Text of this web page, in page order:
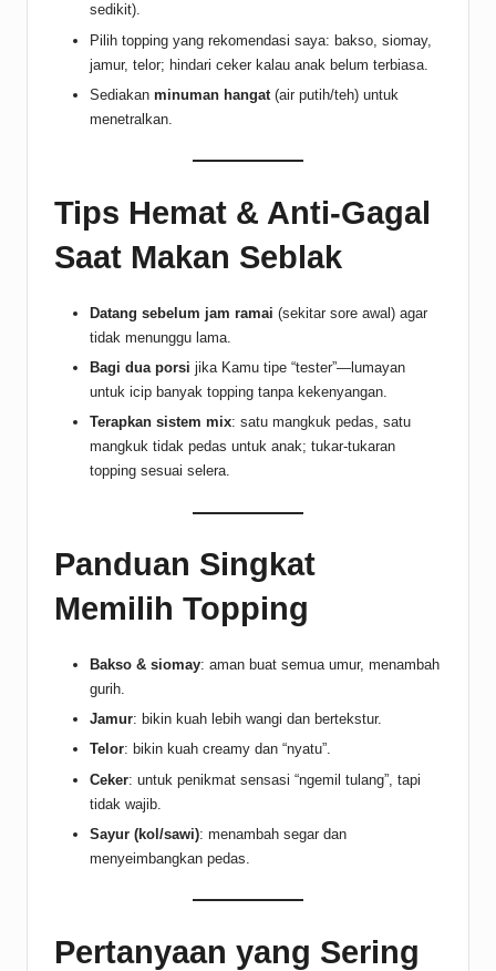
sedikit).
Pilih topping yang rekomendasi saya: bakso, siomay,
jamur, telor; hindari ceker kalau anak belum terbiasa.
Sediakan minuman hangat (air putih/teh) untuk
menetralkan.
Tips Hemat & Anti-Gagal
Saat Makan Seblak
Datang sebelum jam ramai (sekitar sore awal) agar
tidak menunggu lama.
Bagi dua porsi jika Kamu tipe “tester”—lumayan
untuk icip banyak topping tanpa kekenyangan.
Terapkan sistem mix: satu mangkuk pedas, satu
mangkuk tidak pedas untuk anak; tukar-tukaran
topping sesuai selera.
Panduan Singkat
Memilih Topping
Bakso & siomay: aman buat semua umur, menambah
gurih.
Jamur: bikin kuah lebih wangi dan bertekstur.
Telor: bikin kuah creamy dan “nyatu”.
Ceker: untuk penikmat sensasi “ngemil tulang”, tapi
tidak wajib.
Sayur (kol/sawi): menambah segar dan
menyeimbangkan pedas.
Pertanyaan yang Sering